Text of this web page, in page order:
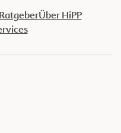
RatgeberÜber HiPP